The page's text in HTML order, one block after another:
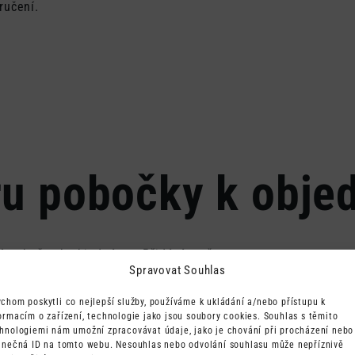
Spravovat Souhlas
poskytli co nejlepší služby, používáme k ukládání a/nebo přístupu k
o zařízení, technologie jako jsou soubory cookies. Souhlas s těmito
nám umožní zpracovávat údaje, jako je chování při procházení nebo
ID na tomto webu. Nesouhlas nebo odvolání souhlasu může nepříznivě
pobočky k
k objednávce. Přidává možnost
pobočky. Tím zajišťuje, že balík bude
nutnosti ručně zadávat adresu pobočky.